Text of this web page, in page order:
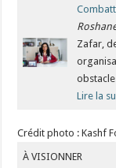
Zafar,
Lire la
Crédit photo : Kashf
À VISIONNER